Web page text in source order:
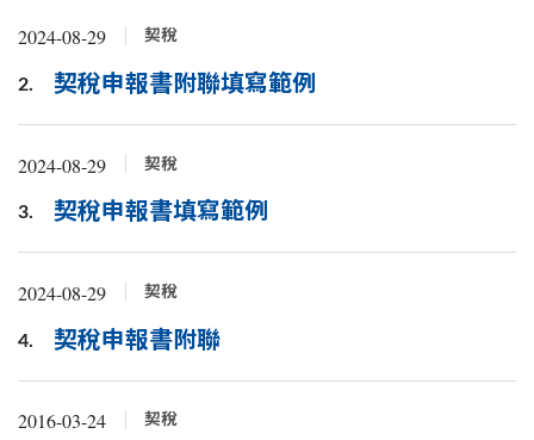
2024-08-29 契稅
2. 契稅申報書附聯填寫範例
2024-08-29 契稅
3. 契稅申報書填寫範例
2024-08-29 契稅
4. 契稅申報書附聯
2016-03-24 契稅